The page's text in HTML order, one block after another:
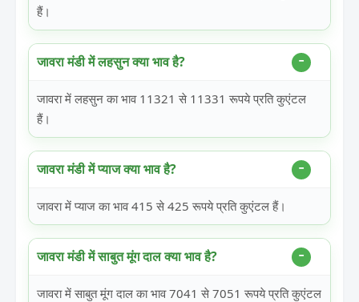
हैं।
जावरा मंडी में लहसुन क्या भाव है?
जावरा में लहसुन का भाव 11321 से 11331 रूपये प्रति कुएंटल
हैं।
जावरा मंडी में प्याज क्या भाव है?
जावरा में प्याज का भाव 415 से 425 रूपये प्रति कुएंटल हैं।
जावरा मंडी में साबुत मूंग दाल क्या भाव है?
जावरा में साबुत मूंग दाल का भाव 7041 से 7051 रूपये प्रति कुएंटल